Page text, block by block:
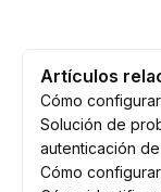
Artículos
Cómo
Solución de
autenticación
Cómo